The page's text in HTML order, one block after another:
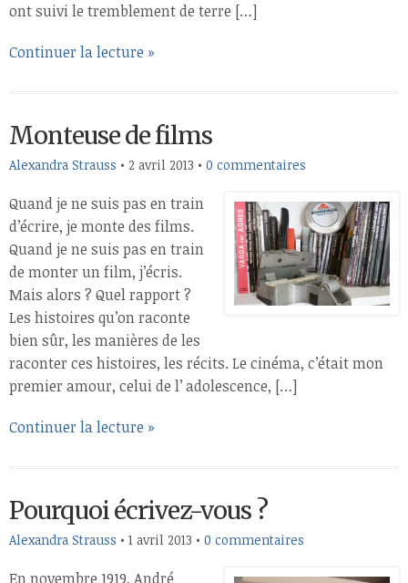
ont suivi le tremblement de terre […]
Continuer la lecture »
Monteuse de films
Alexandra Strauss • 2 avril 2013 • 0 commentaires
Quand je ne suis pas en train
d’écrire, je monte des films.
Quand je ne suis pas en train
de monter un film, j’écris.
Mais alors ? Quel rapport ?
Les histoires qu’on raconte
bien sûr, les manières de les
raconter ces histoires, les récits. Le cinéma, c’était mon
premier amour, celui de l’ adolescence, […]
Continuer la lecture »
Pourquoi écrivez-vous ?
Alexandra Strauss • 1 avril 2013 • 0 commentaires
En novembre 1919, André